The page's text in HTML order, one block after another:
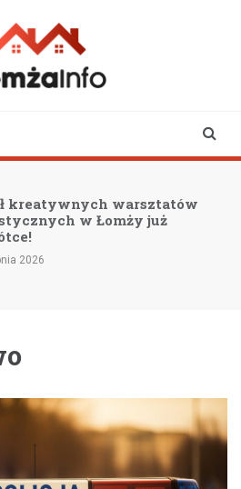
kreatywnych warsztatów
w Łomży już
2026